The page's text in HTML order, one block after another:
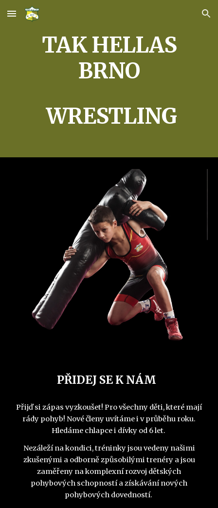
Skip to main content Skip to navigation
TAK HELLAS
BRNO
WRESTLING
PŘIDEJ SE K NÁM
Přijď si zápas vyzkoušet! Pro všechny děti, které mají
rády pohyb! Nové členy uvítáme i v průběhu roku.
Hledáme chlapce i dívky od 6 let.
Nezáleží na kondici, tréninky jsou vedeny našimi
zkušenými a odborně způsobilými trenéry a jsou
zaměřeny na komplexní rozvoj dětských
pohybových schopností a získávání nových
pohybových dovedností.